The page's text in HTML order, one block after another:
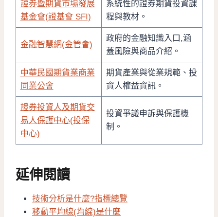
證券暨期貨市場發展
基金會(證基會 SFI)
系統性的證券期貨投資課
程與教材。
金融智慧網(金管會)
政府的金融知識入口,涵
蓋風險與商品介紹。
中華民國期貨業商業
同業公會
期貨產業與從業規範、投
資人權益資訊。
證券投資人及期貨交
易人保護中心(投保
中心)
投資爭議申訴與保護機
制。
延伸閱讀
技術分析是什麼?指標總覽
移動平均線(均線)是什麼